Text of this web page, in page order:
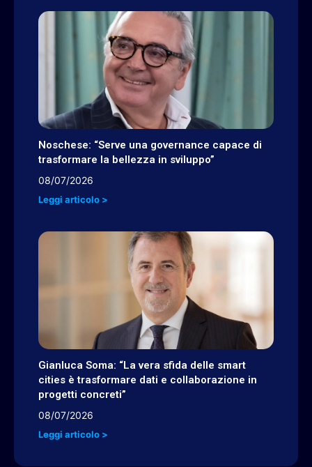
Noschese: “Serve una governance capace di
trasformare la bellezza in sviluppo”
08/07/2026
Leggi articolo >
Gianluca Soma: “La vera sfida delle smart
cities è trasformare dati e collaborazione in
progetti concreti”
08/07/2026
Leggi articolo >